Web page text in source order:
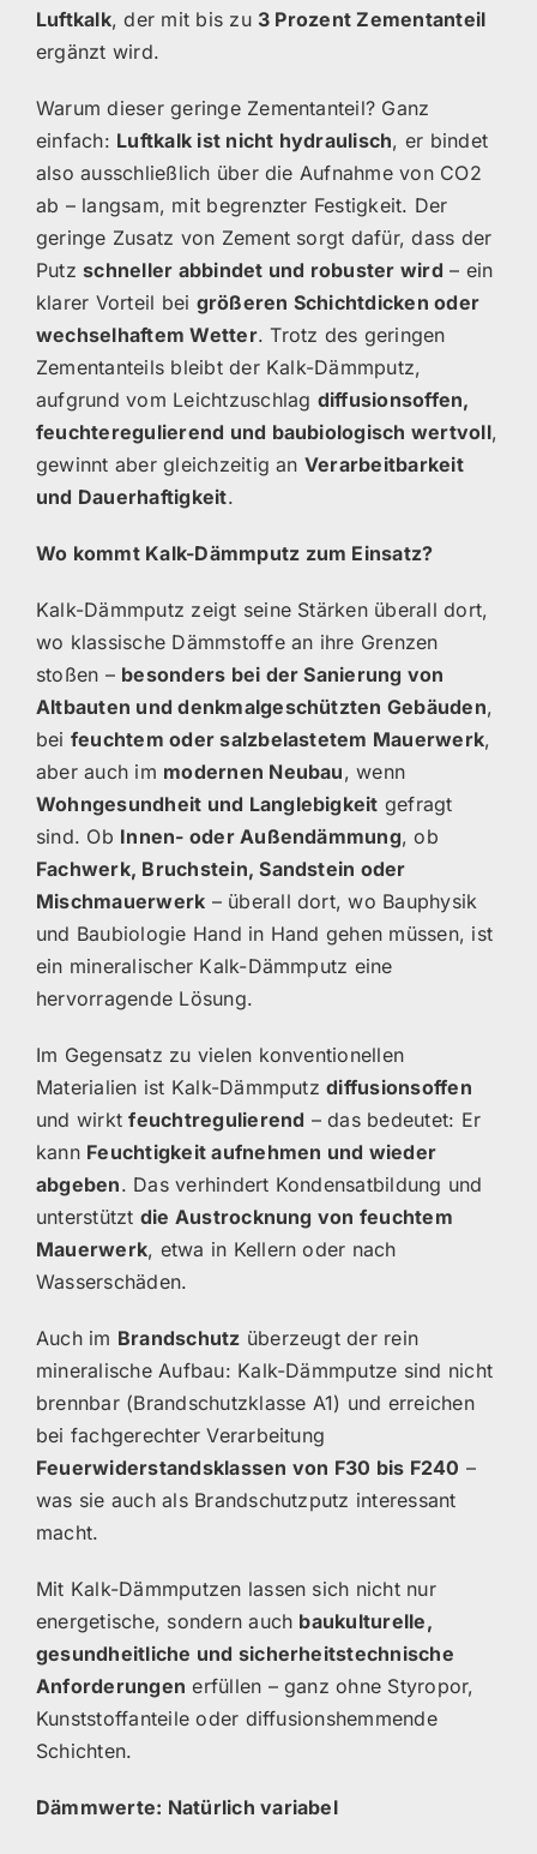
Luftkalk, der mit bis zu 3 Prozent Zementanteil
ergänzt wird.
Warum dieser geringe Zementanteil? Ganz
einfach: Luftkalk ist nicht hydraulisch, er bindet
also ausschließlich über die Aufnahme von CO2
ab – langsam, mit begrenzter Festigkeit. Der
geringe Zusatz von Zement sorgt dafür, dass der
Putzschneller abbindet und robuster wird – ein
klarer Vorteil bei größeren Schichtdicken oder
wechselhaftem Wetter. Trotz des geringen
Zementanteils bleibt der Kalk-Dämmputz,
aufgrund vom Leichtzuschlag diffusionsoffen,
feuchteregulierend und baubiologisch wertvoll,
gewinnt aber gleichzeitig an Verarbeitbarkeit
und Dauerhaftigkeit.
Wo kommt Kalk-Dämmputz zum Einsatz?
Kalk-Dämmputz zeigt seine Stärken überall dort,
wo klassische Dämmstoffe an ihre Grenzen
stoßen – besonders bei der Sanierung von
Altbauten und denkmalgeschützten Gebäuden,
bei feuchtem oder salzbelastetem Mauerwerk,
aber auch im modernen Neubau, wenn
Wohngesundheit und Langlebigkeit gefragt
sind. Ob Innen- oder Außendämmung, ob
Fachwerk, Bruchstein, Sandstein oder
Mischmauerwerk – überall dort, wo Bauphysik
und Baubiologie Hand in Hand gehen müssen, ist
ein mineralischer Kalk-Dämmputz eine
hervorragende Lösung.
Im Gegensatz zu vielen konventionellen
Materialien ist Kalk-Dämmputzdiffusionsoffen
und wirktfeuchtregulierend – das bedeutet: Er
kann Feuchtigkeit aufnehmen und wieder
abgeben. Das verhindert Kondensatbildung und
unterstützt die Austrocknung von feuchtem
Mauerwerk, etwa in Kellern oder nach
Wasserschäden.
Auch im Brandschutz überzeugt der rein
mineralische Aufbau: Kalk-Dämmputze sind nicht
brennbar (Brandschutzklasse A1) und erreichen
bei fachgerechter Verarbeitung
Feuerwiderstandsklassen von F30 bis F240 –
was sie auch als Brandschutzputz interessant
macht.
Mit Kalk-Dämmputzen lassen sich nicht nur
energetische, sondern auch baukulturelle,
gesundheitliche und sicherheitstechnische
Anforderungen erfüllen – ganz ohne Styropor,
Kunststoffanteile oder diffusionshemmende
Schichten.
Dämmwerte: Natürlich variabel